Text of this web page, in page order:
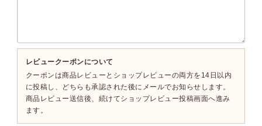
レビュークーポンについて
クーポンは商品レビューとショップレビューの両方を14日以内
に投稿し、どちらも承認された後にメールでお知らせします。
商品レビュー送信後、続けてショップレビュー投稿画面へ進み
ます。